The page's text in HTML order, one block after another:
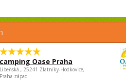
camping Oase Praha
Libeňská , 25241 Zlatníky-Hodkovice,
Praha-západ